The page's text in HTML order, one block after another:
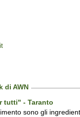
di AWN
tutti" - Taranto
sono gli